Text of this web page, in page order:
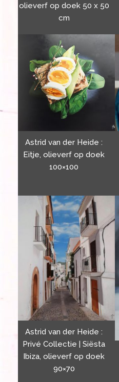
olieverf op doek 50 x 50
cm
Astrid van der Heide :
Eitje, olieverf op doek
100×100
Astrid van der Heide :
Privé Collectie | Siësta
Ibiza, olieverf op doek
90×70